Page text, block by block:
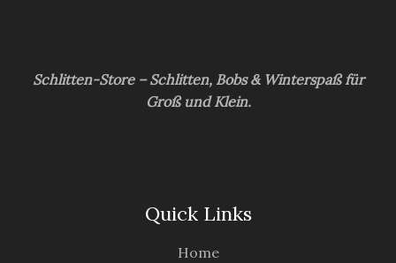
Schlitten-Store – Schlitten, Bobs & Winterspaß für
Groß und Klein.
Quick Links
Home